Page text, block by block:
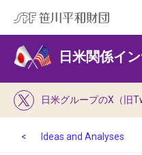
日米関係イ
日米グループのX（旧
Ideas and Analyses